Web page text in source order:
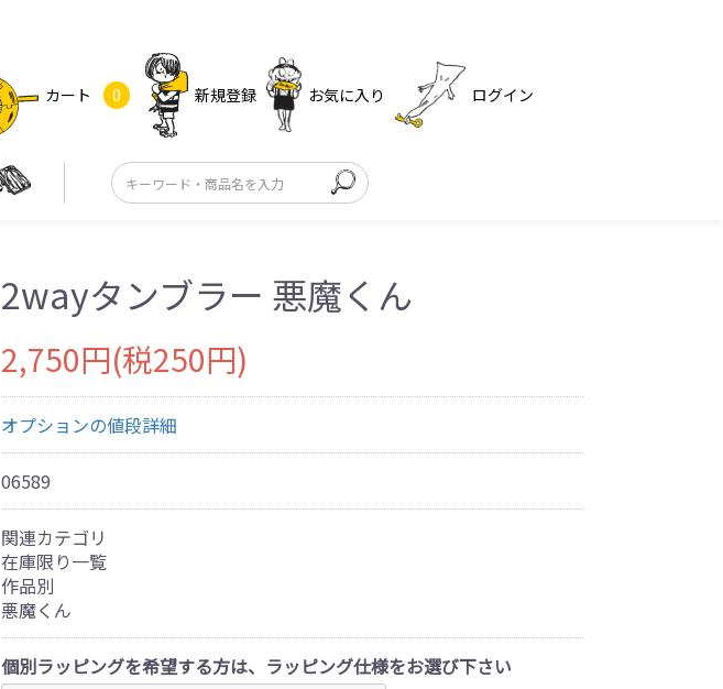
カート 0 新規登録 お気に入り ログイン
2wayタンブラー 悪魔くん
2,750円(税250円)
オプションの値段詳細
06589
関連カテゴリ
在庫限り一覧
作品別
悪魔くん
個別ラッピングを希望する方は、ラッピング仕様をお選び下さい